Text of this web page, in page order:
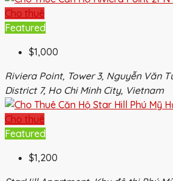
Cho thuê
Featured
$1,000
Riviera Point, Tower 3, Nguyễn Văn
District 7, Ho Chi Minh City, Vietnam
Cho thuê
Featured
$1,200